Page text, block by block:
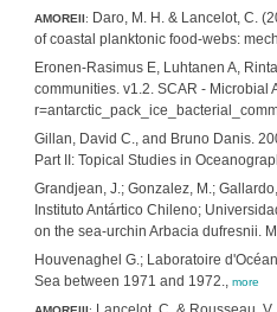
AMOREII: Daro, M. H. & Lancelot, C.
of coastal planktonic food-webs:
Eronen-Rasimus E, Luhtanen A,
communities. v1.2. SCAR - Microbial
Gillan, David C., and Bruno Danis.
Part II: Topical Studies in
Grandjean, J.; Gonzalez, M.;
Instituto Antártico Chileno;
on the sea-urchin Arbacia dufresnii.
Houvenaghel G.; Laboratoire
Sea between 1971 and 1972., more